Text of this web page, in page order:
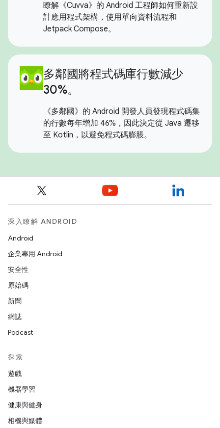
瞭解《Cuvva》的 Android 工程師如何重新設
計應用程式架構，使用單向資料流程和
Jetpack Compose。
多鄰國將程式碼庫行數減少
30%。
《多鄰國》的 Android 開發人員發現程式碼集
的行數每年增加 46%，因此決定從 Java 遷移
至 Kotlin，以避免程式碼膨脹。
深入瞭解 ANDROID
Android
企業專用 Android
安全性
原始碼
新聞
網誌
Podcast
探索
遊戲
機器學習
健康與健身
相機與媒體